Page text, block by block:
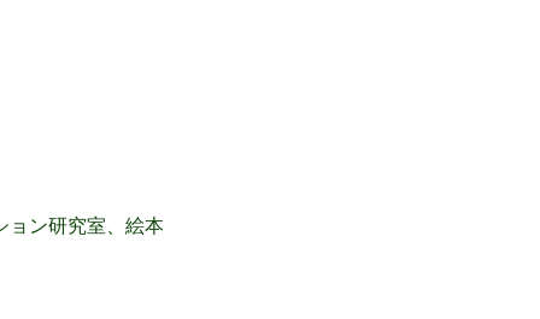
ョン研究室、絵本